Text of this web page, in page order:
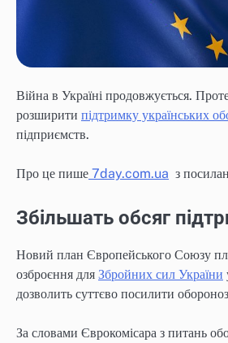
Війна в Україні продовжується.
розширити підтримку українських
підприємств.
Про це пише 7day.com.ua з
Збільшать обсяг
Новий план Європейського Союзу
озброєння для Збройних сил України
дозволить суттєво посилити
За словами Єврокомісара з питань